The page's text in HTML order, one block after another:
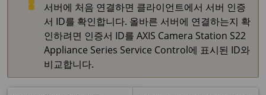
서버에 처음 연결하면 클라이언트에서 서버 인증
서 ID를 확인합니다. 올바른 서버에 연결하는지 확
인하려면 인증서 ID를 AXIS Camera Station S22
Appliance Series Service Control에 표시된 ID와
비교합니다.